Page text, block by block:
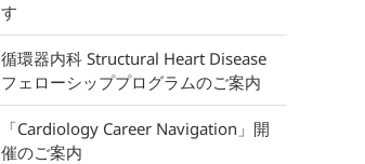
す
循環器内科 Structural Heart Disease
フェローシッププログラムのご案内
「Cardiology Career Navigation」開
催のご案内